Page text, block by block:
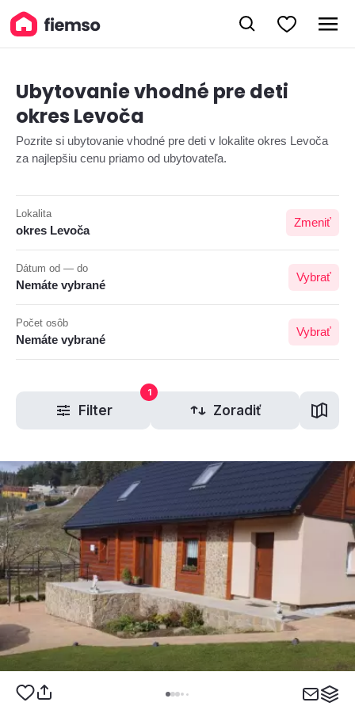
Ubytovanie vhodné pre deti
okres Levoča
Pozrite si ubytovanie vhodné pre deti v lokalite okres Levoča
za najlepšiu cenu priamo od ubytovateľa.
Lokalita
okres Levoča
Zmeniť
Dátum od — do
Nemáte vybrané
Vybrať
Počet osôb
Nemáte vybrané
Vybrať
Filter
1
Zoradiť